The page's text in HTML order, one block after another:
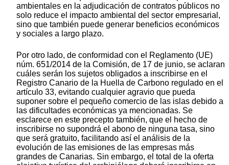
ambientales en la adjudicación de contratos públicos no
solo reduce el impacto ambiental del sector empresarial,
sino que también puede generar beneficios económicos
y sociales a largo plazo.
Por otro lado, de conformidad con el Reglamento (UE)
núm. 651/2014 de la Comisión, de 17 de junio, se aclaran
cuáles serán los sujetos obligados a inscribirse en el
Registro Canario de la Huella de Carbono regulado en el
artículo 33, evitando cualquier agravio que pueda
suponer sobre el pequeño comercio de las islas debido a
las dificultades económicas ya mencionadas. Se
esclarece en este precepto también, que el hecho de
inscribirse no supondrá el abono de ninguna tasa, sino
que será gratuito, facilitando así el análisis de la
evolución de las emisiones de las empresas más
grandes de Canarias. Sin embargo, el total de la oferta